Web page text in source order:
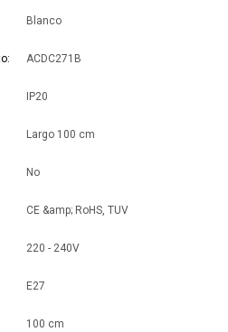
Blanco
ACDC271B
IP20
Largo 100 cm
No
CE &amp; RoHS, TUV
220 - 240V
E27
100 cm